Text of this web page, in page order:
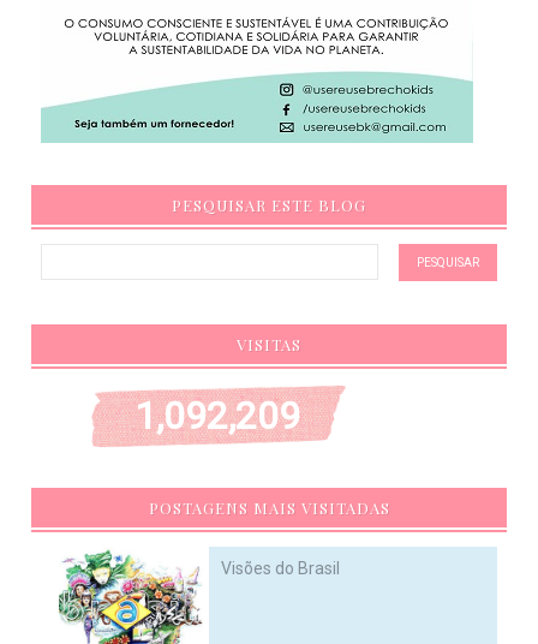
PESQUISAR ESTE BLOG
VISITAS
1,092,209
POSTAGENS MAIS VISITADAS
Visões do Brasil